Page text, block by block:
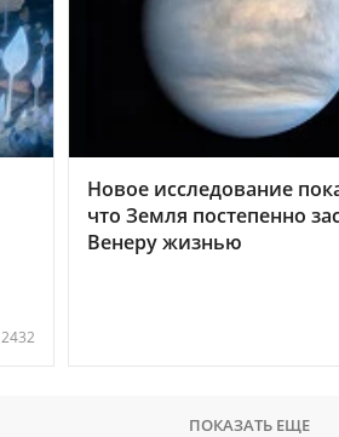
2432
Новое исследование
что Земля постепенно
Венеру жизнью
ПОКАЗАТЬ ЕЩЕ